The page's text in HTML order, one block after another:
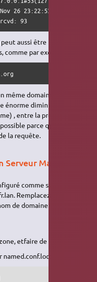
26 23:22:53 2007
aussi être utilisée pour
comme par exemple :
même domaine plusieurs fois,
énorme diminution du temps
, entre la première etla
parce que le serveur a
la requête.
Maître
comme serveur maître
Remplacez simplement
de domaine.
etfaire de BIND9 un
: